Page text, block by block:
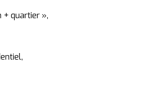
+quartier »,